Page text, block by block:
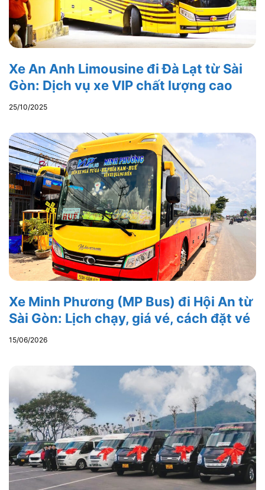
Xe An Anh Limousine đi Đà Lạt từ Sài
Gòn: Dịch vụ xe VIP chất lượng cao
25/10/2025
Xe Minh Phương (MP Bus) đi Hội An từ
Sài Gòn: Lịch chạy, giá vé, cách đặt vé
15/06/2026